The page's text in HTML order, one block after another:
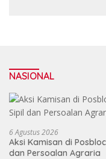
NASIONAL
6 Agustus 2026
Aksi Kamisan di
dan Persoalan Agraria